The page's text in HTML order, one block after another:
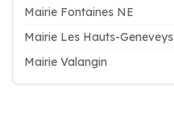
Mairie Fontaines NE
Mairie Les Hauts-Geneveys
Mairie Valangin